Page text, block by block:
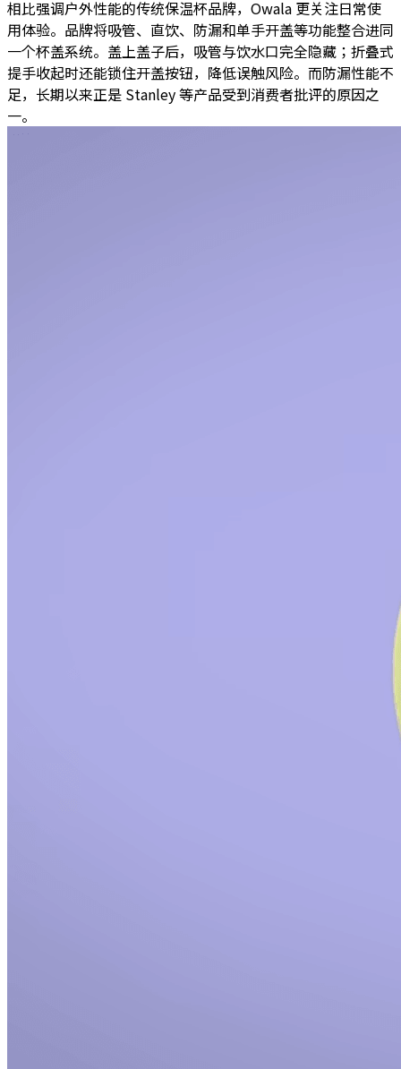
相比强调户外性能的传统保温杯品牌，Owala 更关注日常使
用体验。品牌将吸管、直饮、防漏和单手开盖等功能整合进同
一个杯盖系统。盖上盖子后，吸管与饮水口完全隐藏；折叠式
提手收起时还能锁住开盖按钮，降低误触风险。而防漏性能不
足，长期以来正是 Stanley 等产品受到消费者批评的原因之
一。